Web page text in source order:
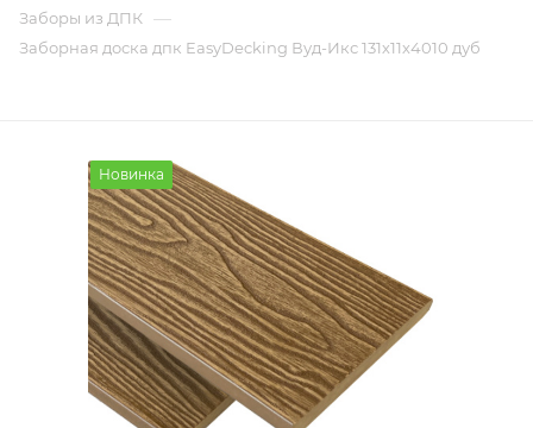
Заборы из ДПК —
Заборная доска дпк EasyDecking Вуд-Икс 131х11х4010 дуб
Новинка